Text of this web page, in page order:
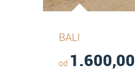
BALI
od 1.600,00